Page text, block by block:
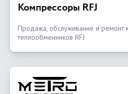
Компрессоры RFJ
Продажа, обслуживание и ремонт
теплообменников RFJ